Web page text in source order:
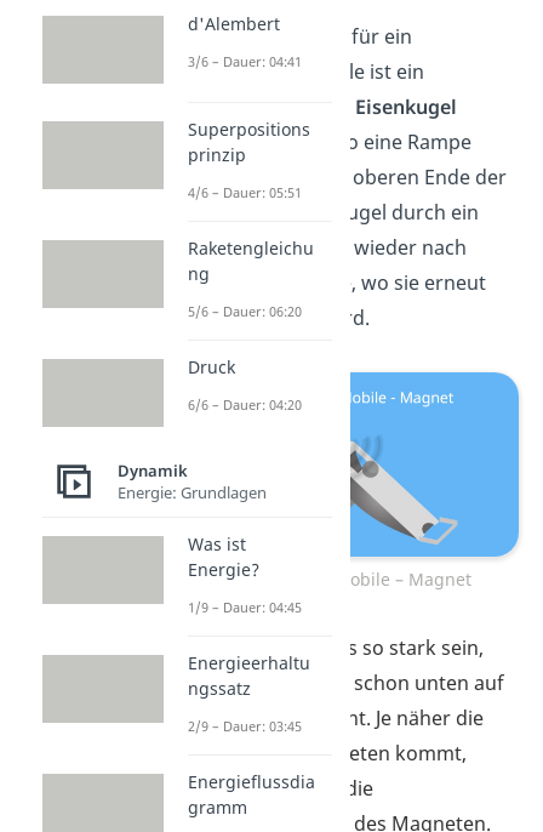
Eine andere Idee für ein
Perpetuum Mobile ist ein
Eisenkugel
anzieht und sie so eine Rampe
hochbewegt. Am oberen Ende der
Rampe fällt die Kugel durch ein
Loch und rutscht wieder nach
unten zur Rampe, wo sie erneut
hochgezogen wird.
Perpetuum Mobile – Magnet
Der Magnet muss so stark sein,
dass er die Kugel schon unten auf
der Rampe anzieht. Je näher die
Kugel dem Magneten kommt,
desto größer ist die
Anziehungskraft
des Magneten.
d'Alembert
3/6 – Dauer: 04:41
Superpositions
prinzip
4/6 – Dauer: 05:51
Raketengleichu
ng
5/6 – Dauer: 06:20
Druck
6/6 – Dauer: 04:20
Dynamik
Energie: Grundlagen
Was ist
Energie?
1/9 – Dauer: 04:45
Energieerhaltu
ngssatz
2/9 – Dauer: 03:45
Energieflussdia
gramm